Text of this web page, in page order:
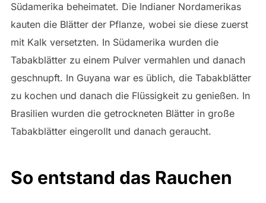
Südamerika beheimatet. Die Indianer Nordamerikas
kauten die Blätter der Pflanze, wobei sie diese zuerst
mit Kalk versetzten. In Südamerika wurden die
Tabakblätter zu einem Pulver vermahlen und danach
geschnupft. In Guyana war es üblich, die Tabakblätter
zu kochen und danach die Flüssigkeit zu genießen. In
Brasilien wurden die getrockneten Blätter in große
Tabakblätter eingerollt und danach geraucht.
So entstand das Rauchen